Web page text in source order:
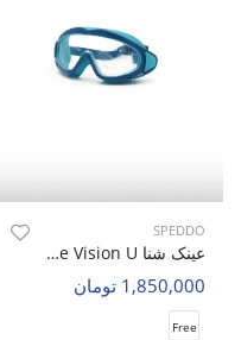
SPEDDO
عینک شنا Unisex Speddo Pure Vision U
1,850,000 تومان
Free